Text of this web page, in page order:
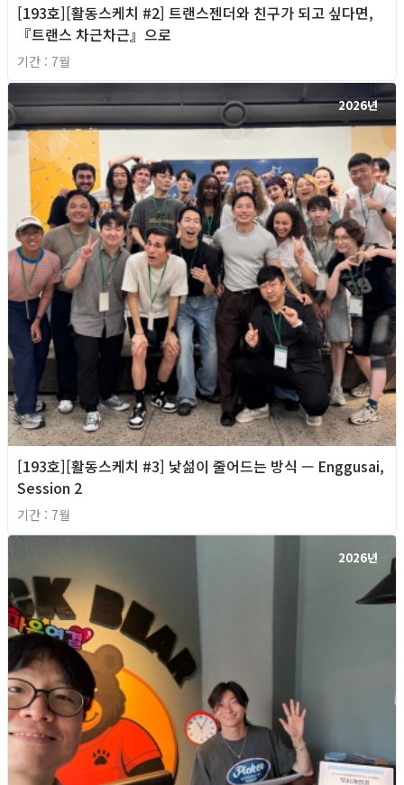
[193호][활동스케치 #2] 트랜스젠더와 친구가 되고 싶다면,
『트랜스 차근차근』으로
기간 : 7월
2026년
[193호][활동스케치 #3] 낯섦이 줄어드는 방식 — Enggusai,
Session 2
기간 : 7월
2026년